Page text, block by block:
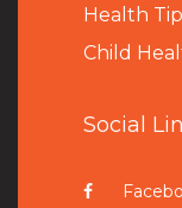
Health
Child
Social